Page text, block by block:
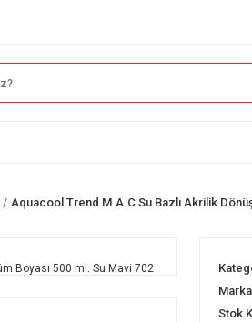
Aquacool Trend M.A.C Su Bazlı Akrilik
Marka
Stok